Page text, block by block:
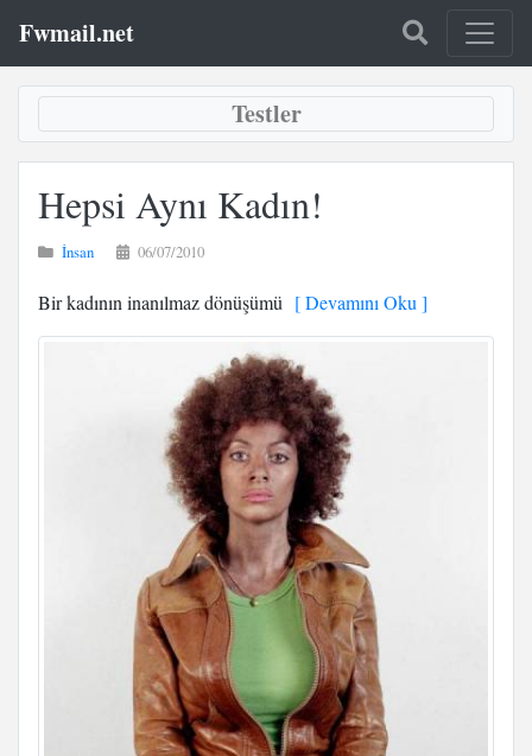
Fwmail.net
Testler
Hepsi Aynı Kadın!
İnsan 06/07/2010
Bir kadının inanılmaz dönüşümü [ Devamını Oku ]